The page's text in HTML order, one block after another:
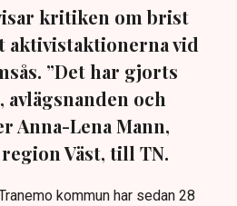
kritiken om brist
aktivistaktionerna vid
”Det har gjorts
avlägsnanden och
Anna-Lena Mann,
Väst, till TN.
kommun har sedan 28